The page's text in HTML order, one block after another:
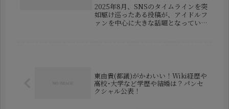
2025年8月、SNSのタイムラインを突
如駆け巡ったある投稿が、アイドルフ
ァンを中心に大きな話題となっていま
東由貴(都議)がかわいい！Wiki経歴や
高校･大学など学歴や結婚は？パンセ
クシャル公表！